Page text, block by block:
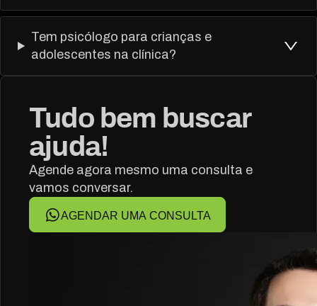
Tem psicólogo para crianças e
adolescentes na clínica?
Tudo bem buscar
ajuda!
Agende agora mesmo uma consulta e
vamos conversar.
AGENDAR UMA CONSULTA